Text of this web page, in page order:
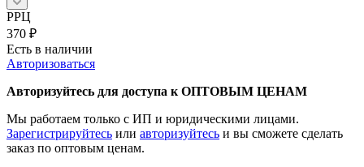
РРЦ
370 ₽
Есть в наличии
Авторизоваться
Авторизуйтесь для доступа к ОПТОВЫМ ЦЕНАМ
Мы работаем только с ИП и юридическими лицами.
Зарегистрируйтесь или авторизуйтесь и вы сможете сделать
заказ по оптовым ценам.